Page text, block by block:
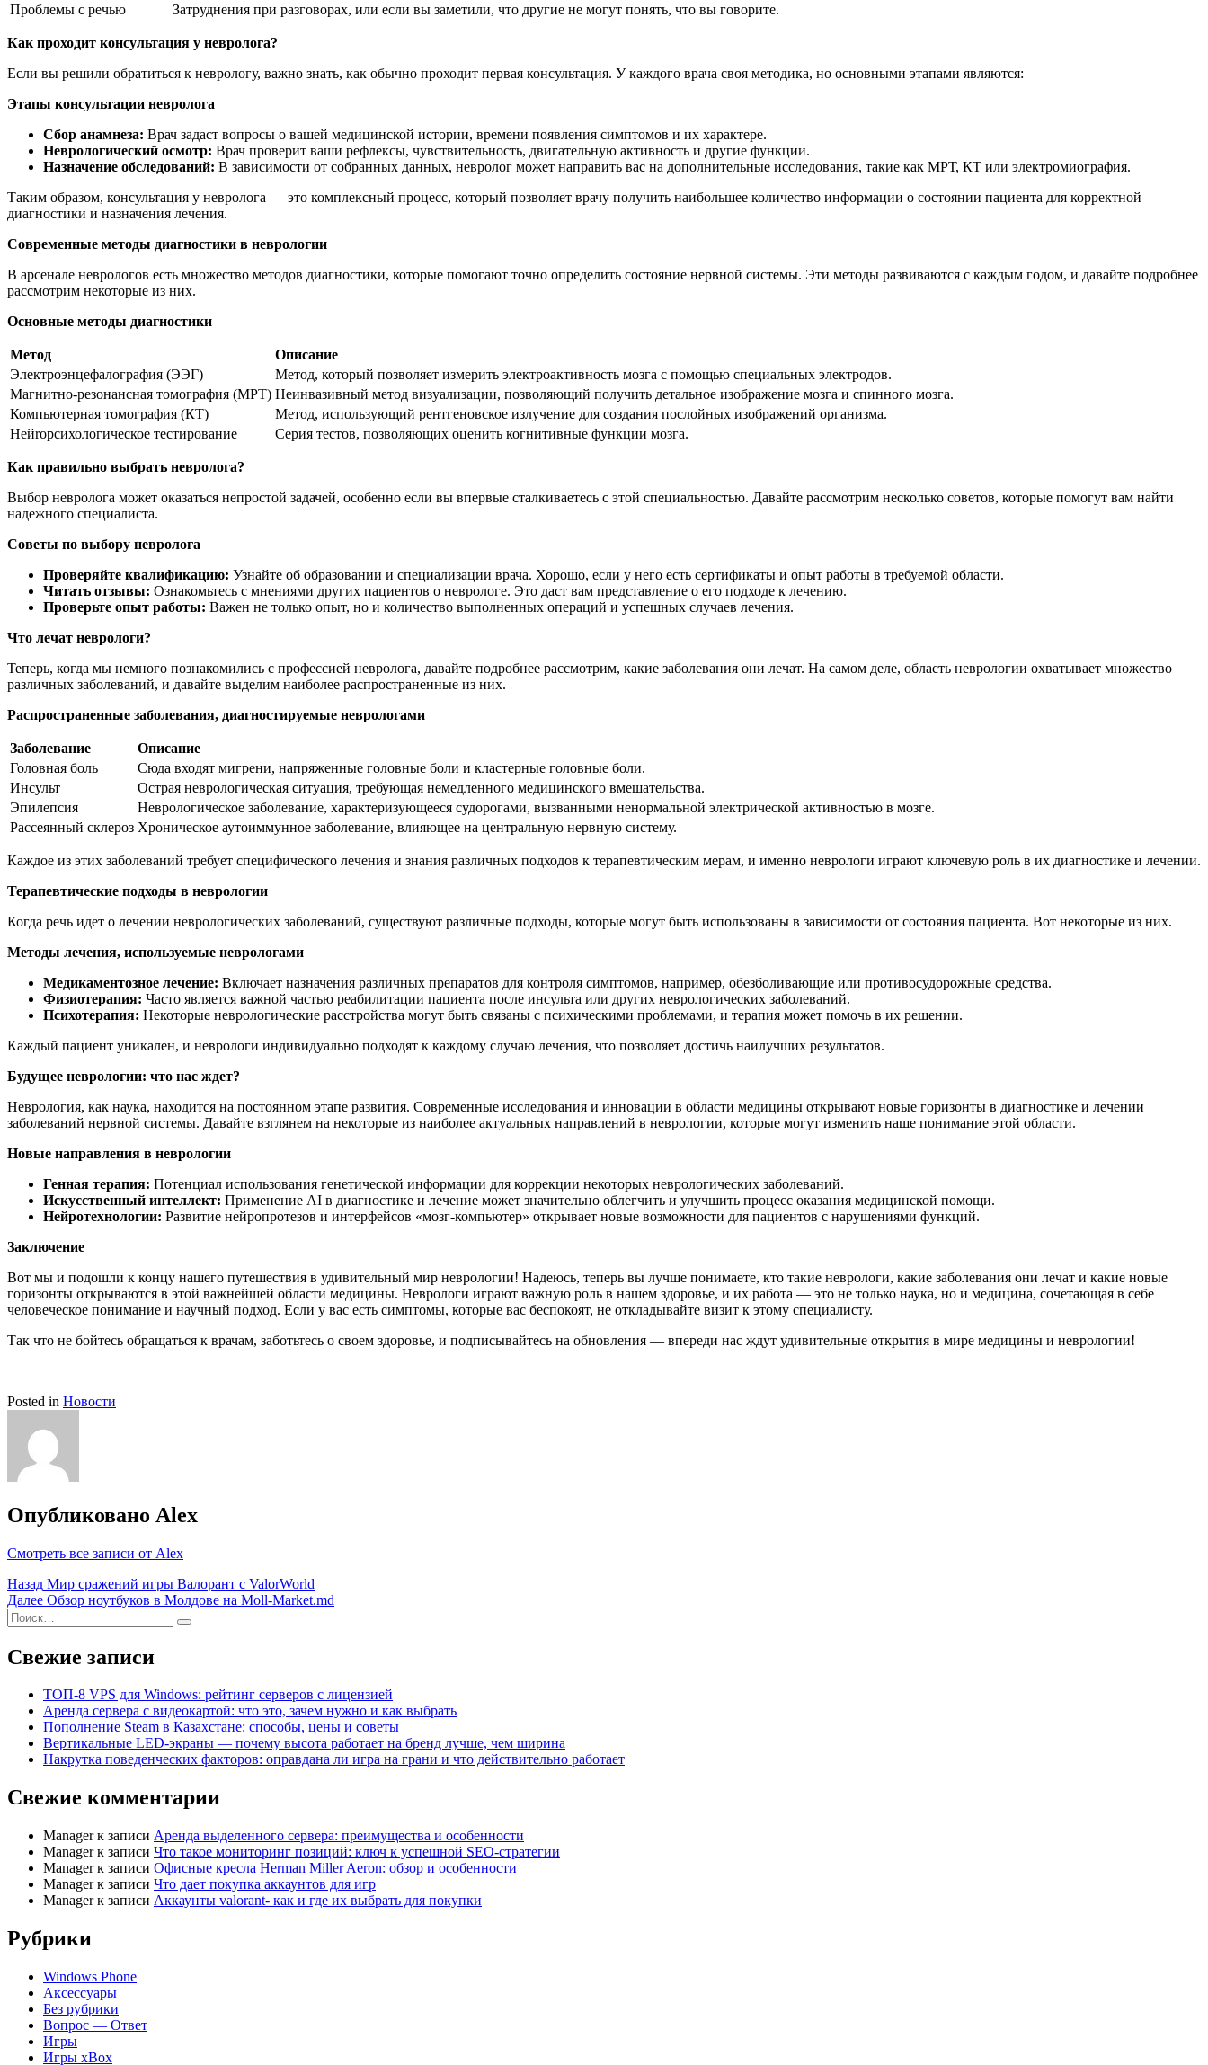
Проблемы с речью
Затруднения при разговорах, или если вы заметили, что другие не могут понять, что вы говорите.
Как проходит консультация у невролога?
Если вы решили обратиться к неврологу, важно знать, как обычно проходит первая консультация. У каждого врача своя методика, но основными этапами являются:
Этапы консультации невролога
Сбор анамнеза: Врач задаст вопросы о вашей медицинской истории, времени появления симптомов и их характере.
Неврологический осмотр: Врач проверит ваши рефлексы, чувствительность, двигательную активность и другие функции.
Назначение обследований: В зависимости от собранных данных, невролог может направить вас на дополнительные исследования, такие как МРТ, КТ или электромиография.
Таким образом, консультация у невролога — это комплексный процесс, который позволяет врачу получить наибольшее количество информации о состоянии пациента для корректной
диагностики и назначения лечения.
Современные методы диагностики в неврологии
В арсенале неврологов есть множество методов диагностики, которые помогают точно определить состояние нервной системы. Эти методы развиваются с каждым годом, и давайте подробнее
рассмотрим некоторые из них.
Основные методы диагностики
Метод
Описание
Электроэнцефалография (ЭЭГ)
Метод, который позволяет измерить электроактивность мозга с помощью специальных электродов.
Магнитно-резонансная томография (МРТ) Неинвазивный метод визуализации, позволяющий получить детальное изображение мозга и спинного мозга.
Компьютерная томография (КТ)
Метод, использующий рентгеновское излучение для создания послойных изображений организма.
Нейropсихологическое тестирование
Серия тестов, позволяющих оценить когнитивные функции мозга.
Как правильно выбрать невролога?
Выбор невролога может оказаться непростой задачей, особенно если вы впервые сталкиваетесь с этой специальностью. Давайте рассмотрим несколько советов, которые помогут вам найти
надежного специалиста.
Советы по выбору невролога
Проверяйте квалификацию: Узнайте об образовании и специализации врача. Хорошо, если у него есть сертификаты и опыт работы в требуемой области.
Читать отзывы: Ознакомьтесь с мнениями других пациентов о неврологе. Это даст вам представление о его подходе к лечению.
Проверьте опыт работы: Важен не только опыт, но и количество выполненных операций и успешных случаев лечения.
Что лечат неврологи?
Теперь, когда мы немного познакомились с профессией невролога, давайте подробнее рассмотрим, какие заболевания они лечат. На самом деле, область неврологии охватывает множество
различных заболеваний, и давайте выделим наиболее распространенные из них.
Распространенные заболевания, диагностируемые неврологами
Заболевание
Описание
Головная боль
Сюда входят мигрени, напряженные головные боли и кластерные головные боли.
Инсульт
Острая неврологическая ситуация, требующая немедленного медицинского вмешательства.
Эпилепсия
Неврологическое заболевание, характеризующееся судорогами, вызванными ненормальной электрической активностью в мозге.
Рассеянный склероз Хроническое аутоиммунное заболевание, влияющее на центральную нервную систему.
Каждое из этих заболеваний требует специфического лечения и знания различных подходов к терапевтическим мерам, и именно неврологи играют ключевую роль в их диагностике и лечении.
Терапевтические подходы в неврологии
Когда речь идет о лечении неврологических заболеваний, существуют различные подходы, которые могут быть использованы в зависимости от состояния пациента. Вот некоторые из них.
Методы лечения, используемые неврологами
Медикаментозное лечение: Включает назначения различных препаратов для контроля симптомов, например, обезболивающие или противосудорожные средства.
Физиотерапия: Часто является важной частью реабилитации пациента после инсульта или других неврологических заболеваний.
Психотерапия: Некоторые неврологические расстройства могут быть связаны с психическими проблемами, и терапия может помочь в их решении.
Каждый пациент уникален, и неврологи индивидуально подходят к каждому случаю лечения, что позволяет достичь наилучших результатов.
Будущее неврологии: что нас ждет?
Неврология, как наука, находится на постоянном этапе развития. Современные исследования и инновации в области медицины открывают новые горизонты в диагностике и лечении
заболеваний нервной системы. Давайте взглянем на некоторые из наиболее актуальных направлений в неврологии, которые могут изменить наше понимание этой области.
Новые направления в неврологии
Генная терапия: Потенциал использования генетической информации для коррекции некоторых неврологических заболеваний.
Искусственный интеллект: Применение AI в диагностике и лечение может значительно облегчить и улучшить процесс оказания медицинской помощи.
Нейротехнологии: Развитие нейропротезов и интерфейсов «мозг-компьютер» открывает новые возможности для пациентов с нарушениями функций.
Заключение
Вот мы и подошли к концу нашего путешествия в удивительный мир неврологии! Надеюсь, теперь вы лучше понимаете, кто такие неврологи, какие заболевания они лечат и какие новые
горизонты открываются в этой важнейшей области медицины. Неврологи играют важную роль в нашем здоровье, и их работа — это не только наука, но и медицина, сочетающая в себе
человеческое понимание и научный подход. Если у вас есть симптомы, которые вас беспокоят, не откладывайте визит к этому специалисту.
Так что не бойтесь обращаться к врачам, заботьтесь о своем здоровье, и подписывайтесь на обновления — впереди нас ждут удивительные открытия в мире медицины и неврологии!
Posted in Новости
Опубликовано Alex
Смотреть все записи от Alex
Навигация
по
записям
Назад Мир сражений игры Валорант с ValorWorld
Далее Обзор ноутбуков в Молдове на Moll-Market.md
Поиск
Найти
Свежие записи
ТОП-8 VPS для Windows: рейтинг серверов с лицензией
Аренда сервера с видеокартой: что это, зачем нужно и как выбрать
Пополнение Steam в Казахстане: способы, цены и советы
Вертикальные LED-экраны — почему высота работает на бренд лучше, чем ширина
Накрутка поведенческих факторов: оправдана ли игра на грани и что действительно работает
Свежие комментарии
Managerк записи Аренда выделенного сервера: преимущества и особенности
Managerк записи Что такое мониторинг позиций: ключ к успешной SEO-стратегии
Managerк записи Офисные кресла Herman Miller Aeron: обзор и особенности
Managerк записи Что дает покупка аккаунтов для игр
Managerк записи Аккаунты valorant- как и где их выбрать для покупки
Рубрики
Windows Phone
Аксессуары
Без рубрики
Вопрос — Ответ
Игры
Игры xBox